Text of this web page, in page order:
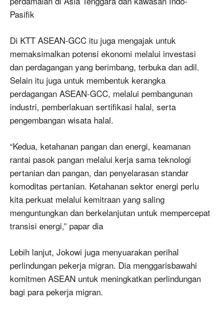
Pasifik
Di KTT ASEAN-GCC itu juga mengajak untuk
memaksimalkan potensi ekonomi melalui investasi
dan perdagangan yang berimbang, terbuka dan adil.
Selain itu juga untuk membentuk kerangka
perdagangan ASEAN-GCC, melalui pembangunan
industri, pemberlakuan sertifikasi halal, serta
pengembangan wisata halal.
“Kedua, ketahanan pangan dan energi, keamanan
rantai pasok pangan melalui kerja sama teknologi
pertanian dan pangan, dan penyelarasan standar
komoditas pertanian. Ketahanan sektor energi perlu
kita perkuat melalui kemitraan yang saling
menguntungkan dan berkelanjutan untuk mempercepat
transisi energi,” papar dia
Lebih lanjut, Jokowi juga menyuarakan perihal
perlindungan pekerja migran. Dia menggarisbawahi
komitmen ASEAN untuk meningkatkan perlindungan
bagi para pekerja migran.